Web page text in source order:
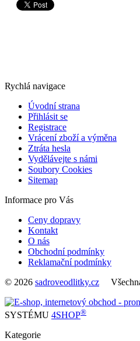
Rychlá navigace
Úvodní strana
Přihlásit se
Registrace
Vrácení zboží a výměna
Ztráta hesla
Vydělávejte s námi
Soubory Cookies
Sitemap
Informace pro Vás
Ceny dopravy
Kontakt
O nás
Obchodní podmínky
Reklamační podmínky
© 2026 sadroveodlitky.cz
SYSTÉMU 4SHOP®
Kategorie